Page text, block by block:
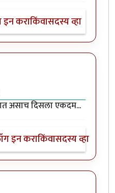
इन कराकिंवासदस्य व्हा
पहिलाbyश्वेता व्यास
असाच दिसला एकदम...
इन कराकिंवासदस्य व्हा